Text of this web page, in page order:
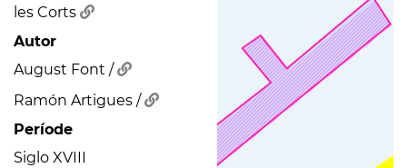
les Corts
Autor
August Font /
Ramón Artigues /
Període
Siglo XVIII